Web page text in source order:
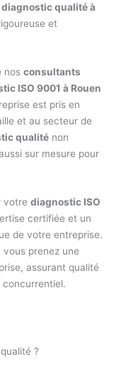
diagnostic qualité à
et
nosconsultants
ISO 9001 à Rouen
est pris en
et au secteur de
qualité non
sur mesure pour
votrediagnostic ISO
certifiée et un
de votre entreprise.
, vous prenez une
assurant qualité
?